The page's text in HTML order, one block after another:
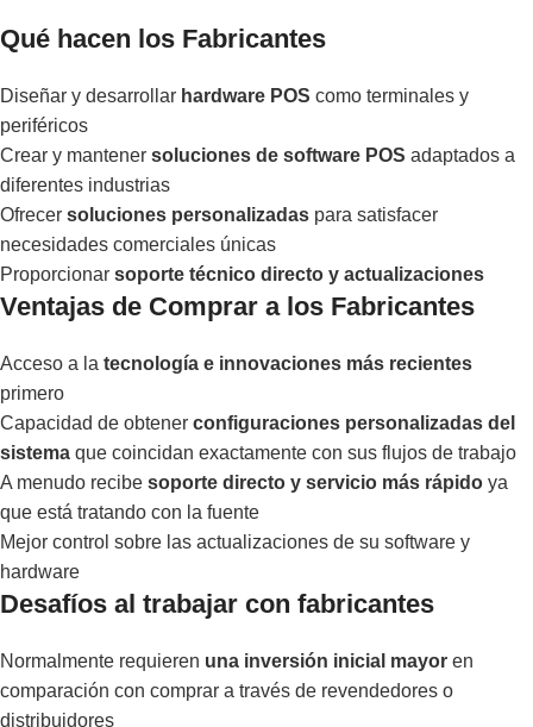
Qué hacen los Fabricantes
Diseñar y desarrollar hardware POS como terminales y
periféricos
Crear y mantener soluciones de software POS adaptados a
diferentes industrias
Ofrecer soluciones personalizadas para satisfacer
necesidades comerciales únicas
Proporcionar soporte técnico directo y actualizaciones
Ventajas de Comprar a los Fabricantes
Acceso a la tecnología e innovaciones más recientes
primero
Capacidad de obtener configuraciones personalizadas del
sistema que coincidan exactamente con sus flujos de trabajo
A menudo recibe soporte directo y servicio más rápido ya
que está tratando con la fuente
Mejor control sobre las actualizaciones de su software y
hardware
Desafíos al trabajar con fabricantes
Normalmente requieren una inversión inicial mayor en
comparación con comprar a través de revendedores o
distribuidores